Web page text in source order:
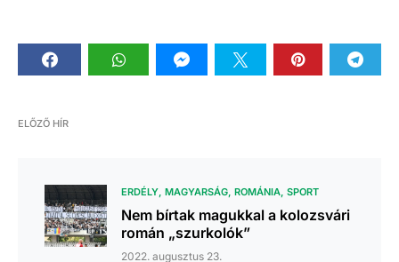
ELŐZŐ HÍR
ERDÉLY MAGYARSÁG ROMÁNIA SPORT
Nem bírtak magukkal a kolozsvári
román „szurkolók”
2022. augusztus 23.